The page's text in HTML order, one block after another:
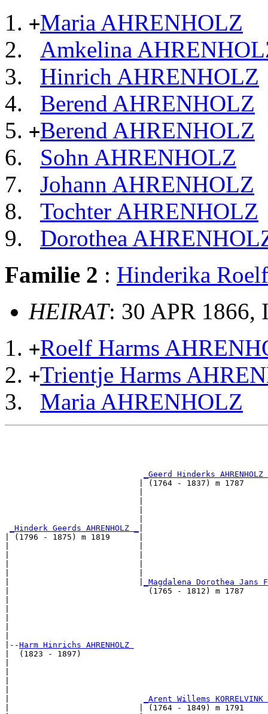
+Maria AHRENHOLZ
Amkelina
Hinrich AHRENHOLZ
Berend AHRENHOLZ
+Berend AHRENHOLZ
Sohn AHRENHOLZ
Johann AHRENHOLZ
Tochter AHRENHOLZ
Dorothea
Familie 2 : Hinderika
HEIRAT: 30 APR 1866,
+Roelf Harms
+Trientje Harms
Maria AHRENHOLZ
_Geerd Hinderks AHRENHOLZ
| (1764 - 1837) m 1787
_Hinderk Geerds AHRENHOLZ _
| (1796 - 1875) m 1819      |
_Magdalena Dorothea Jans
|                             (1765 - 1812) m 1787
|--Harm Hinrichs AHRENHOLZ
|  (1823 - 1897)
_Arent Willems KORRELVINK
|                           | (1764 - 1849) m 1791